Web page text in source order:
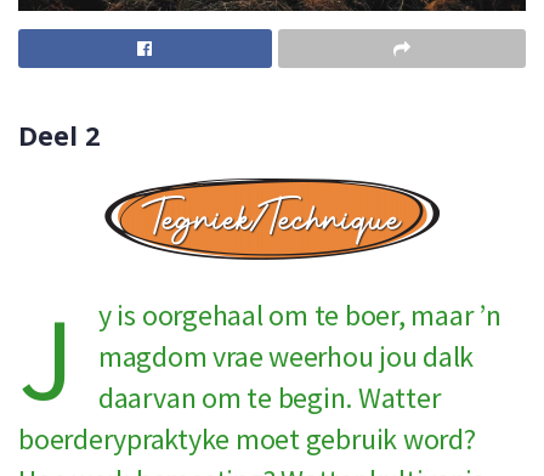
Deel 2
J
y is oorgehaal om te boer, maar ’n
magdom vrae weerhou jou dalk
daarvan om te begin. Watter
boerderypraktyke moet gebruik word?